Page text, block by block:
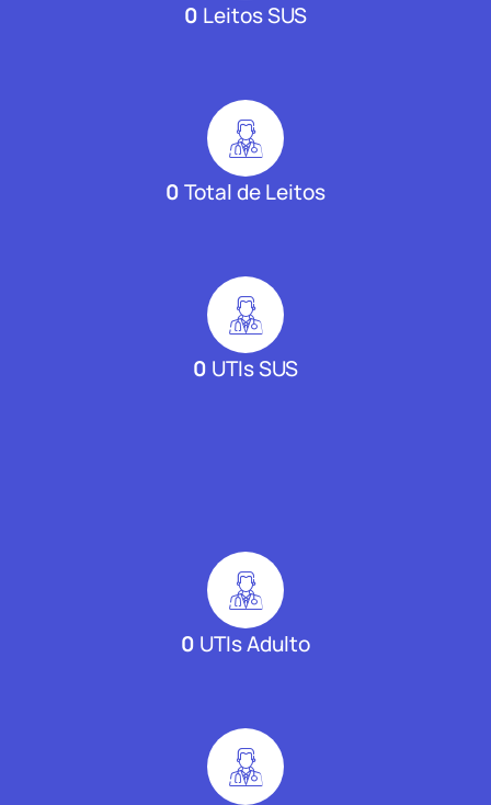
0 Leitos SUS
0Total de Leitos
0 UTIs SUS
0 UTIs Adulto